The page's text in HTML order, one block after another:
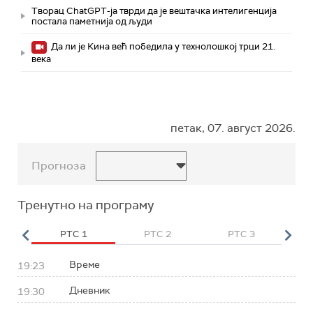
Творац ChatGPT-ја тврди да је вештачка интелигенција
постала паметнија од људи
Да ли је Кина већ победила у технолошкој трци 21.
века
петак, 07. август 2026.
Прогноза
Тренутно на програму
РТС 1 РТС 2 РТС 3
19:23 Време
19:30 Дневник